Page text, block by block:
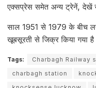
एक्सप्रेस समेत अन्य ट्रेनें, देखें
साल 1951 से 1979 के बीच
खूबसूरती से जिक्र किया गया है
Tags:
Charbagh Railway
charbagh station